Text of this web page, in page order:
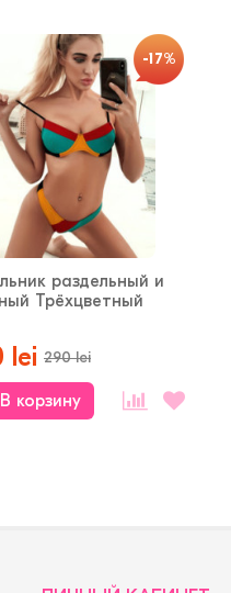
-17%
раздельный и
Трёхцветный
lei 290 lei
В корзину